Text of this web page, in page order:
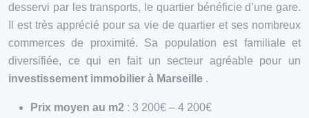
desservi par les transports, le quartier bénéficie d’une gare.
Il est très apprécié pour sa vie de quartier et ses nombreux
commerces de proximité. Sa population est familiale et
diversifiée, ce qui en fait un secteur agréable pour un
investissement immobilier à Marseille .
Prix moyen au m2 : 3 200€ – 4 200€